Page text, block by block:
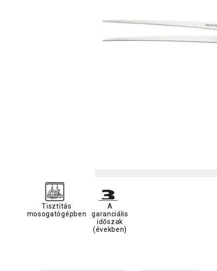
Tisztítás
mosogatógépben
A
garanciális
időszak
(években)